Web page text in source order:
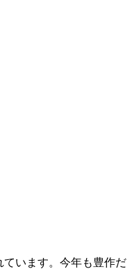
います。今年も豊作だ